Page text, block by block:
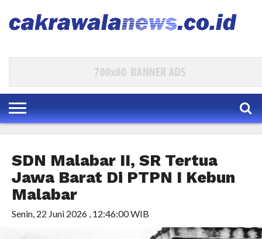
SDN Malabar II, SR Tertua
Jawa Barat Di PTPN I Kebun
Malabar
Senin, 22 Juni 2026 , 12:46:00 WIB